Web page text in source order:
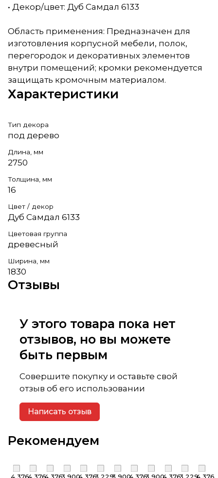
• Декор/цвет: Дуб Самдал 6133
Область применения: Предназначен для
изготовления корпусной мебели, полок,
перегородок и декоративных элементов
внутри помещений; кромки рекомендуется
защищать кромочным материалом.
Характеристики
Тип декора
под дерево
Длина, мм
2750
Толщина, мм
16
Цвет / декор
Дуб Самдал 6133
Цветовая группа
древесный
Ширина, мм
1830
Отзывы
У этого товара пока нет
отзывов, но вы можете
быть первым
Совершите покупку и оставьте свой
отзыв об его использовании
Написать отзыв
Рекомендуем
4 3764 3764 3763 9004 3763 2293 9004 3763 9004 3763 2294 376